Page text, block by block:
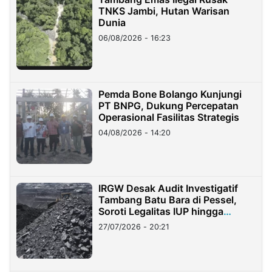
TNKS Jambi, Hutan Warisan
Dunia
06/08/2026 - 16:23
Pemda Bone Bolango Kunjungi
PT BNPG, Dukung Percepatan
Operasional Fasilitas Strategis
04/08/2026 - 14:20
IRGW Desak Audit Investigatif
Tambang Batu Bara di Pessel,
Soroti Legalitas IUP hingga
Stockpile
27/07/2026 - 20:21